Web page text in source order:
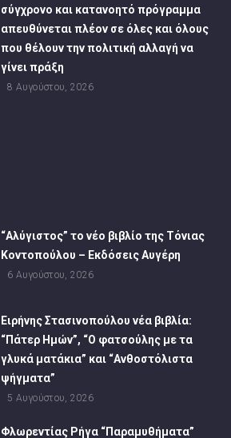
σύγχρονο και κατανοητό πρόγραμμα
απευθύνεται πλέον σε όλες και όλους
που θέλουν την πολιτική αλλαγή να
γίνει πράξη
8 Αυγούστου, 2026
“Αλύγιστος” το νέο βιβλίο της Τόνιας
Κοντοπούλου – Εκδόσεις Αυγέρη
6 Αυγούστου, 2026
Ειρήνης Στασινοπούλου νέα βιβλία:
“Πάτερ Ημών”, “Ο φατσούλης με τα
γλυκά ματάκια” και “Ανθοστόλιστα
ψήγματα”
5 Αυγούστου, 2026
Φλωρεντίας Ρήγα “Παραμυθήματα”